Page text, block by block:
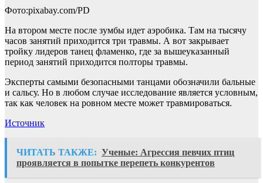
Фото:pixabay.com/PD
На втором месте после зумбы идет аэробика. Там на тысячу
часов занятий приходится три травмы. А вот закрывает
тройку лидеров танец фламенко, где за вышеуказанный
период занятий приходится полторы травмы.
Эксперты самыми безопасными танцами обозначили бальные
и сальсу. Но в любом случае исследование является условным,
так как человек на ровном месте может травмироваться.
Источник
ЧИТАТЬ ТАКЖЕ: Ученые: Агрессия певчих птиц
проявляется в попытке перепеть конкурентов